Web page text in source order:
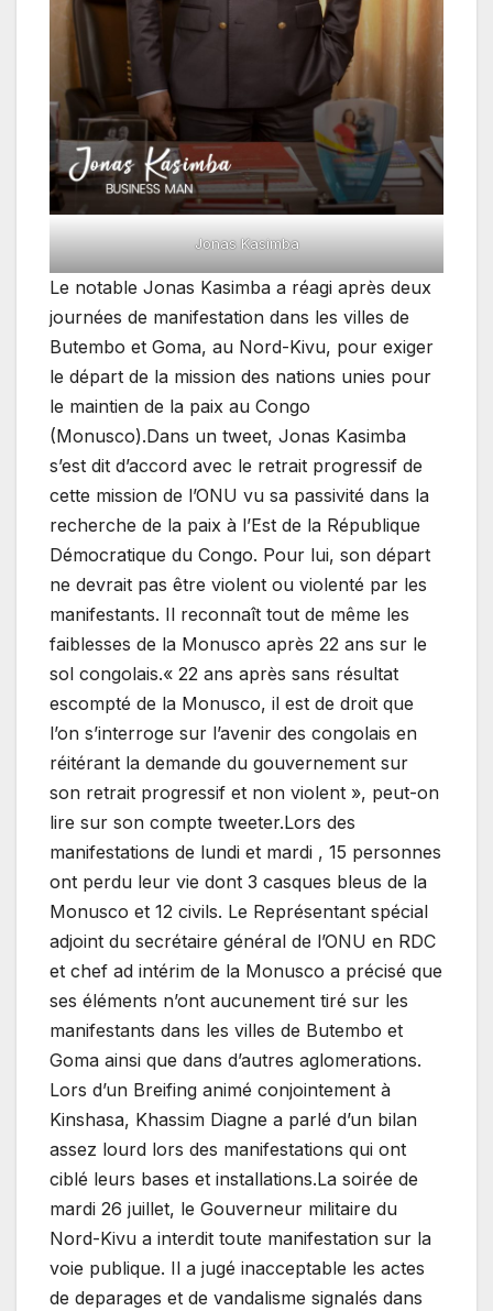
Jonas Kasimba
Le notable Jonas Kasimba a réagi après deux
journées de manifestation dans les villes de
Butembo et Goma, au Nord-Kivu, pour exiger
le départ de la mission des nations unies pour
le maintien de la paix au Congo
(Monusco).Dans un tweet, Jonas Kasimba
s’est dit d’accord avec le retrait progressif de
cette mission de l’ONU vu sa passivité dans la
recherche de la paix à l’Est de la République
Démocratique du Congo. Pour lui, son départ
ne devrait pas être violent ou violenté par les
manifestants. Il reconnaît tout de même les
faiblesses de la Monusco après 22 ans sur le
sol congolais.« 22 ans après sans résultat
escompté de la Monusco, il est de droit que
l’on s’interroge sur l’avenir des congolais en
réitérant la demande du gouvernement sur
son retrait progressif et non violent », peut-on
lire sur son compte tweeter.Lors des
manifestations de lundi et mardi , 15 personnes
ont perdu leur vie dont 3 casques bleus de la
Monusco et 12 civils. Le Représentant spécial
adjoint du secrétaire général de l’ONU en RDC
et chef ad intérim de la Monusco a précisé que
ses éléments n’ont aucunement tiré sur les
manifestants dans les villes de Butembo et
Goma ainsi que dans d’autres aglomerations.
Lors d’un Breifing animé conjointement à
Kinshasa, Khassim Diagne a parlé d’un bilan
assez lourd lors des manifestations qui ont
ciblé leurs bases et installations.La soirée de
mardi 26 juillet, le Gouverneur militaire du
Nord-Kivu a interdit toute manifestation sur la
voie publique. Il a jugé inacceptable les actes
de deparages et de vandalisme signalés dans